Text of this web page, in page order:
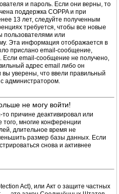
и пароль. Если они верны, то
поддержка COPPA и при
13 лет, следуйте полученным
требуется, чтобы все новые
пользователями или
Эта информация отображается в
прислано email-сообщение,
Если email-сообщение не получено,
адрес email либо он
уверены, что ввели правильный
администратором.
не могу войти!
причине деактивировал или
того, многие конференции
длительное время не
размер базы данных. Если
снова и активнее
Act), или Акт о защите частных